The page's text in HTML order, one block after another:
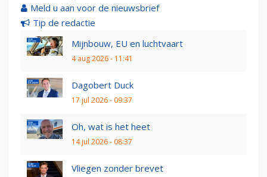
Meld u aan voor de nieuwsbrief
Tip de redactie
Mijnbouw, EU en luchtvaart
4 aug 2026 - 11:41
Dagobert Duck
17 jul 2026 - 09:37
Oh, wat is het heet
14 jul 2026 - 08:37
Vliegen zonder brevet